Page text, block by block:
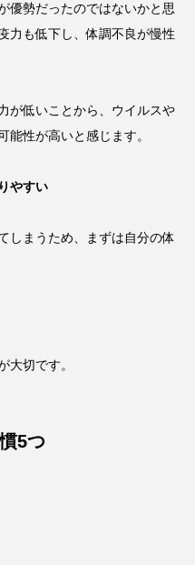
優勢だったのではないかと思
力も低下し、体調不良が慢性
が低いことから、ウイルスや
能性が高いと感じます。
やすい
しまうため、まずは自分の体
大切です。
5つ